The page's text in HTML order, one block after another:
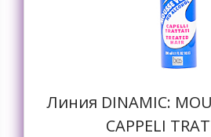
Линия DINAMIC:
CAPPELI